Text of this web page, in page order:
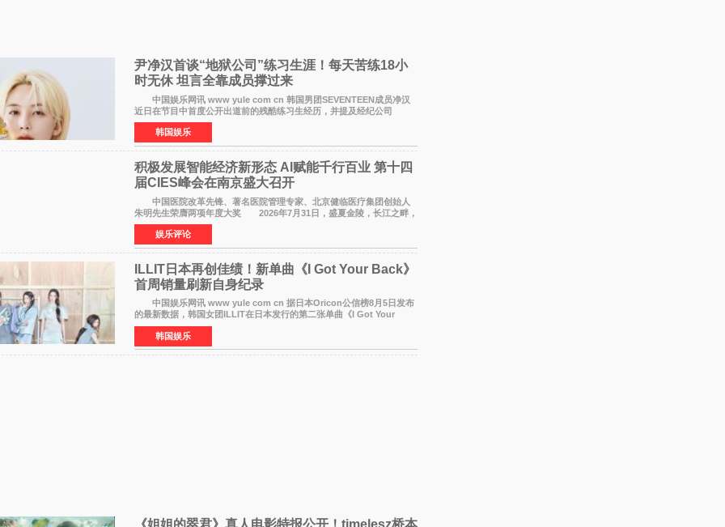
尹净汉首谈“地狱公司”练习生涯！每天苦练18小
时无休 坦言全靠成员撑过来
中国娱乐网讯 www yule com cn 韩国男团SEVENTEEN成员净汉
近日在节目中首度公开出道前的残酷练习生经历，并提及经纪公司
Pledis娱乐，引发广泛关注。 在8月2日播出的日本TBS综艺节目
韩国娱乐
积极发展智能经济新形态 Al赋能千行百业 第十四
届CIES峰会在南京盛大召开
中国医院改革先锋、著名医院管理专家、北京健临医疗集团创始人
朱明先生荣膺两项年度大奖 2026年7月31日，盛夏金陵，长江之畔，
以重落地·真务实·强链接为主题的2026&lsquo;人工智能+&rsquo
娱乐评论
ILLIT日本再创佳绩！新单曲《I Got Your Back》
首周销量刷新自身纪录
中国娱乐网讯 www yule com cn 据日本Oricon公信榜8月5日发布
的最新数据，韩国女团ILLIT在日本发行的第二张单曲《I Got Your
Back》首周销量达到71,009张，成功跻身最新一期周单曲排行
韩国娱乐